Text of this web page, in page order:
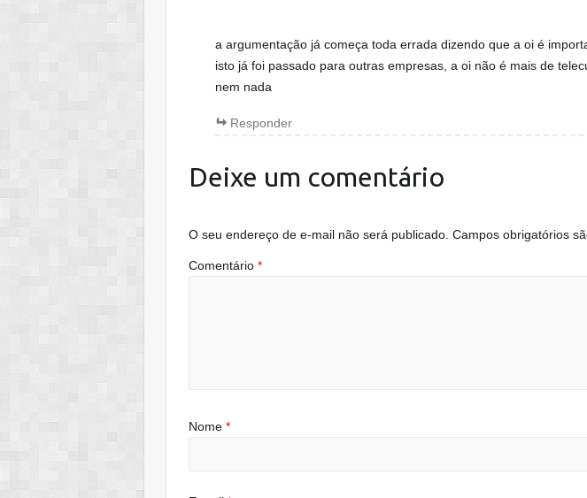
a argumentação já começa toda errada dizendo que a oi é
isto já foi passado para outras empresas, a oi não é mais de
nem nada
Responder
Deixe um comentário
O seu endereço de e-mail não será publicado. Campos obrigatórios
Comentário *
Nome *